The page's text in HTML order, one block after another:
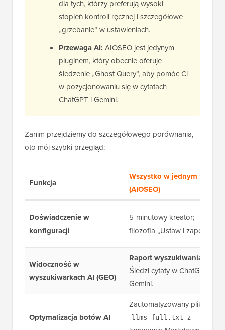
dla tych, którzy preferują wysoki
stopień kontroli ręcznej i szczegółowe
„grzebanie” w ustawieniach.
Przewaga AI: AIOSEO jest jedynym
pluginem, który obecnie oferuje
śledzenie „Ghost Query”, aby pomóc Ci
w pozycjonowaniu się w cytatach
ChatGPT i Gemini.
Zanim przejdziemy do szczegółowego porównania,
oto mój szybki przegląd:
Funkcja
Wszystko w jednym SEO
(AIOSEO)
Doświadczenie w
konfiguracji
5-minutowy kreator;
filozofia „Ustaw i zapomnij”.
Widoczność w
wyszukiwarkach AI (GEO)
Raport wyszukiwania AI:
Śledzi cytaty w ChatGPT i
Gemini.
Optymalizacja botów AI
Zautomatyzowany plik
llms-full.txt z